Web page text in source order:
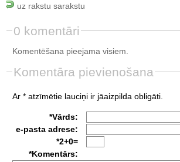
uz rakstu sarakstu
0 komentāri
Komentēšana pieejama visiem.
Komentāra pievienošana
Ar * atzīmētie lauciņi ir jāaizpilda obligāti.
*Vārds:
e-pasta adrese:
*2+0=
*Komentārs: